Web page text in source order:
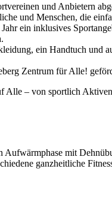
und Anbietern
und Menschen, die
ein inklusives
ein Handtuch und
Zentrum für Alle!
– von sportlich
mit
ganzheitliche